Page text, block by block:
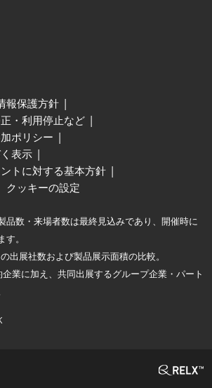
報保護方針
・利用停止など
ポリシー
表示
トに対する基本方針
クッキーの設定
品数・来場者数は最終見込みであり、開催時に
。
出展社数および製品展示面積の比較。
業に加え、共同出展するグループ企業・パート